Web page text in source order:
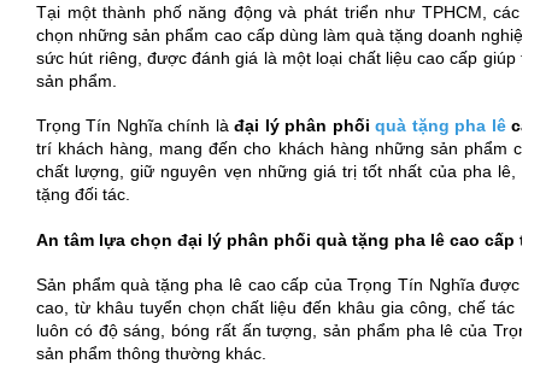
Tại một thành phố năng động và phát triển như TPHCM, các
chọn những sản phẩm cao cấp dùng làm quà tặng doanh
sức hút riêng, được đánh giá là một loại chất liệu cao cấp giúp
sản phẩm.
Trọng Tín Nghĩa chính làđại lý phân phốiquà tặng pha lêcao
trí khách hàng, mang đến cho khách hàng những sản phẩm
chất lượng, giữ nguyên vẹn những giá trị tốt nhất của pha lê,
tặng đối tác.
An tâm lựa chọn đại lý phân phối quà tặng pha lê cao cấp
Sản phẩm quà tặng pha lê cao cấp của Trọng Tín Nghĩa được
cao, từ khâu tuyển chọn chất liệu đến khâu gia công, chế tác
luôn có độ sáng, bóng rất ấn tượng, sản phẩm pha lê của
sản phẩm thông thường khác.